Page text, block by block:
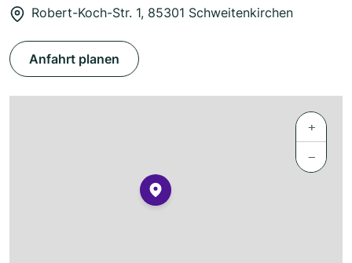
Robert-Koch-Str. 1, 85301 Schweitenkirchen
Anfahrt planen
+
−